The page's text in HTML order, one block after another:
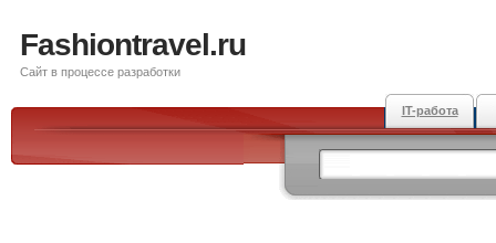
Fashiontravel.ru
Сайт в процессе разработки
IT-работа